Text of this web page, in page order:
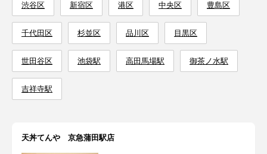
渋谷区 新宿区 港区 中央区 豊島区
千代田区 杉並区 品川区 目黒区
世田谷区 池袋駅 高田馬場駅 御茶ノ水駅
吉祥寺駅
天丼てんや 京急蒲田駅店